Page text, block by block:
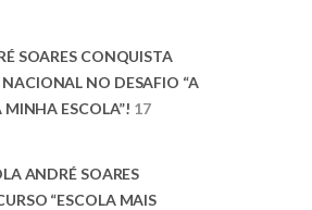
SOARES CONQUISTA
NO DESAFIO “A
ESCOLA”! 17
ANDRÉ SOARES
“ESCOLA MAIS